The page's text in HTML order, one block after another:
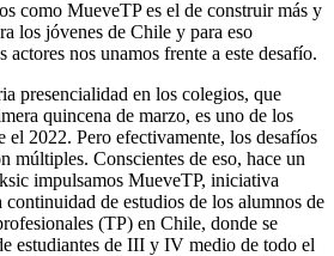
como MueveTP es el de construir más y
los jóvenes de Chile y para eso
actores nos unamos frente a este desafío.
presencialidad en los colegios, que
quincena de marzo, es uno de los
el 2022. Pero efectivamente, los desafíos
múltiples. Conscientes de eso, hace un
impulsamos MueveTP, iniciativa
de estudios de los alumnos de
(TP) en Chile, donde se
estudiantes de III y IV medio de todo el